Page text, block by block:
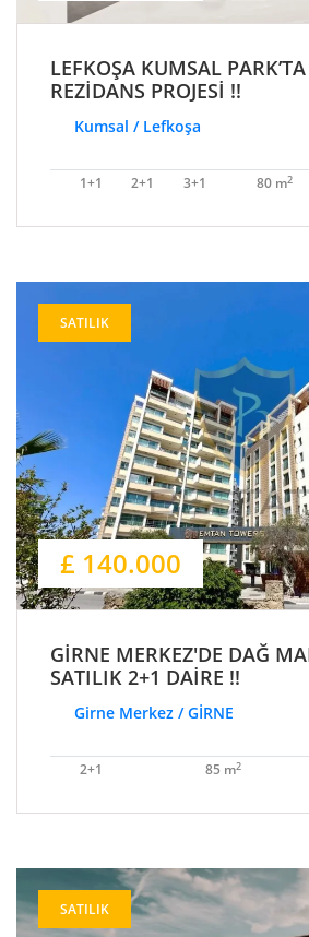
LEFKOŞA KUMSAL PARK’TA
REZİDANS PROJESİ !!
Kumsal / Lefkoşa
1+1 2+1 3+1 80 m2
SATILIK
£ 140.000
GİRNE MERKEZ'DE DAĞ
SATILIK 2+1 DAİRE !!
Girne Merkez / GİRNE
2+1 85 m2
SATILIK